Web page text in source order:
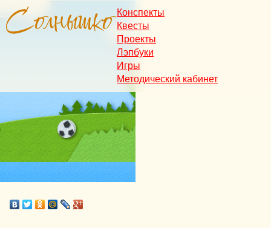
Конспекты
Квесты
Проекты
Лэпбуки
Игры
Методический кабинет